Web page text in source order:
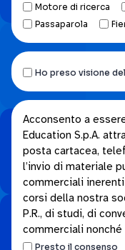
Motore di ricerca
Passaparola
Ho
preso
visione
dell’Informativa
privacy.
*
Ho preso visione
Acconsento
a
essere
contattato
da
parte
FME
Acconsento a
Education S.p.A.
posta cartacea,
l’invio di materiale
commerciali
corsi della nostra
P.R., di studi, di
commerciali
Presto il consenso